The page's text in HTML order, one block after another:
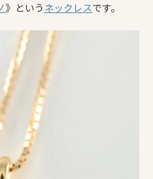
》という ネックレスです。